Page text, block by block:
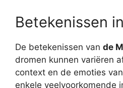
Betekenissen
De betekenissen van de
dromen kunnen variëren
context en de emoties
enkele veelvoorkomende